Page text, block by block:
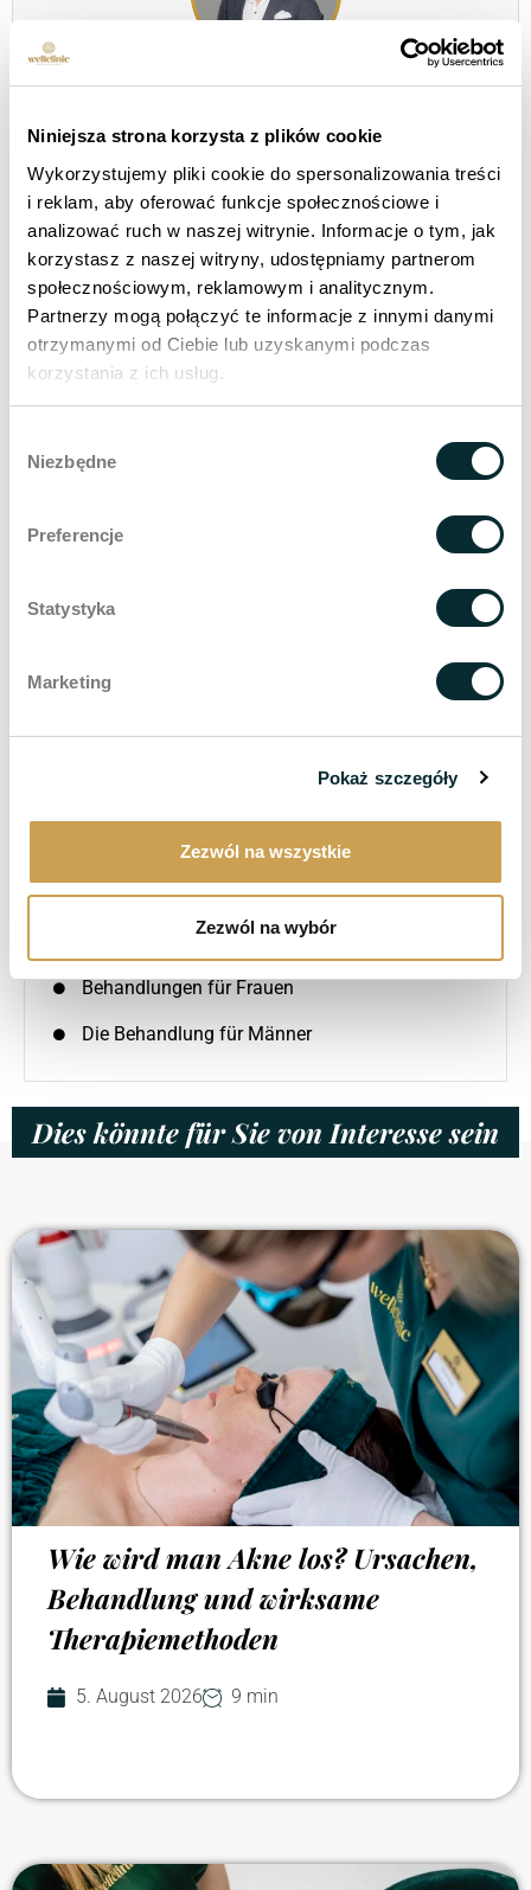
Niniejsza strona korzysta z plików cookie
Wykorzystujemy pliki cookie do spersonalizowania treści
i reklam, aby oferować funkcje społecznościowe i
analizować ruch w naszej witrynie. Informacje o tym, jak
korzystasz z naszej witryny, udostępniamy partnerom
społecznościowym, reklamowym i analitycznym.
Partnerzy mogą połączyć te informacje z innymi danymi
otrzymanymi od Ciebie lub uzyskanymi podczas
korzystania z ich usług.
zgody
Niezbędne
Preferencje
Statystyka
Marketing
Pokaż szczegóły
Zezwól na wszystkie
Zezwól na wybór
Stanislaw Oleksiejuk ist ein Entwicklungsstratege,
menschlicher Führung und operativer Effizienz
verbindet. Ab 2020 wird er die Richtung der
Entwicklung mitgestaltenWellclinic - Kliniken für
ästhetische Medizinund setzt damit neue Maßstäbe
in der Schönheitsindustrie,Anti-Aging-Medizini
Langlebigkeitsmedizin.
Search
Kategorien
Behandlungen für Frauen
Die Behandlung für Männer
Dies könnte für Sie von Interesse sein
Wie wird man Akne los? Ursachen,
Behandlung und wirksame
Therapiemethoden
5. August 2026 9 min